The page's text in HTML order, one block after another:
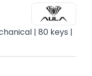
| 80 keys |